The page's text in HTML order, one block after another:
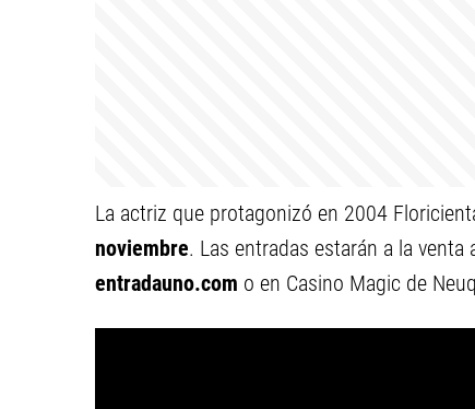
La actriz que protagonizó en 2004
noviembre. Las entradas estarán a la
entradauno.com o en Casino Magic de